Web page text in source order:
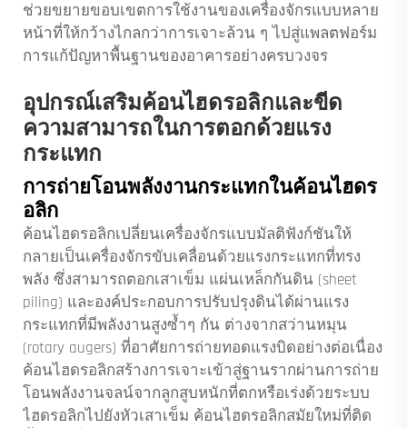
ช่วยขยายขอบเขตการใช้งานของเครื่องจักรแบบหลาย
หน้าที่ให้กว้างไกลกว่าการเจาะล้วน ๆ ไปสู่แพลตฟอร์ม
การแก้ปัญหาพื้นฐานของอาคารอย่างครบวงจร
อุปกรณ์เสริมค้อนไฮดรอลิกและขีด
ความสามารถในการตอกด้วยแรง
กระแทก
การถ่ายโอนพลังงานกระแทกในค้อนไฮดร
อลิก
ค้อนไฮดรอลิกเปลี่ยนเครื่องจักรแบบมัลติฟังก์ชันให้
กลายเป็นเครื่องจักรขับเคลื่อนด้วยแรงกระแทกที่ทรง
พลัง ซึ่งสามารถตอกเสาเข็ม แผ่นเหล็กกันดิน (sheet
piling) และองค์ประกอบการปรับปรุงดินได้ผ่านแรง
กระแทกที่มีพลังงานสูงซ้ำๆ กัน ต่างจากสว่านหมุน
(rotary augers) ที่อาศัยการถ่ายทอดแรงบิดอย่างต่อเนื่อง
ค้อนไฮดรอลิกสร้างการเจาะเข้าสู่ฐานรากผ่านการถ่าย
โอนพลังงานจลน์จากลูกสูบหนักที่ตกหรือเร่งด้วยระบบ
ไฮดรอลิกไปยังหัวเสาเข็ม ค้อนไฮดรอลิกสมัยใหม่ที่ติด